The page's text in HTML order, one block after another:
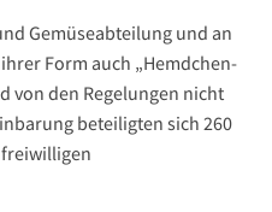
Gemüseabteilung und an
Form auch „Hemdchen-
von den Regelungen nicht
beteiligten sich 260